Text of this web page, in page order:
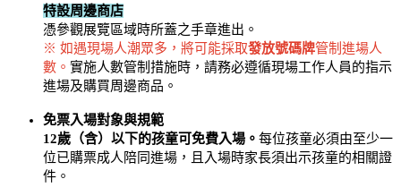
特設周邊商店
憑參觀展覽區域時所蓋之手章進出。
※ 如遇現場人潮眾多，將可能採取發放號碼牌管制進場人
數。 實施人數管制措施時，請務必遵循現場工作人員的指示
進場及購買周邊商品。
免票入場對象與規範
12歲（含）以下的孩童可免費入場。 每位孩童必須由至少一
位已購票成人陪同進場，且入場時家長須出示孩童的相關證
件。